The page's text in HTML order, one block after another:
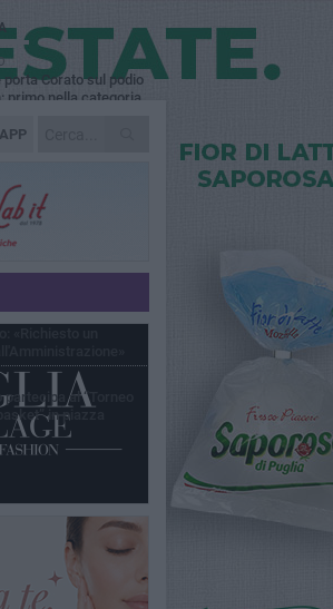
APP
Corato sul podio
primo nella categoria
Vincenzo
di Promozione
un percorso solido e
comunale
al “Torneo
in piazza